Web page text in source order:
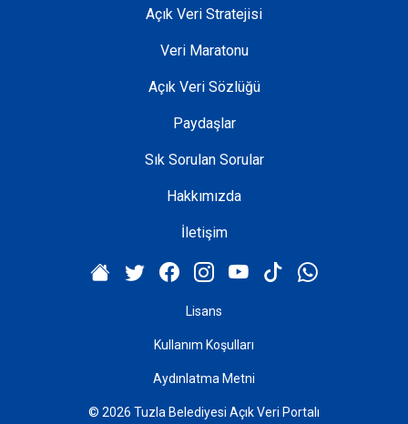
Açık Veri Stratejisi
Veri Maratonu
Açık Veri Sözlüğü
Paydaşlar
Sık Sorulan Sorular
Hakkımızda
İletişim
Lisans
Kullanım Koşulları
Aydınlatma Metni
© 2026 Tuzla Belediyesi Açık Veri Portalı